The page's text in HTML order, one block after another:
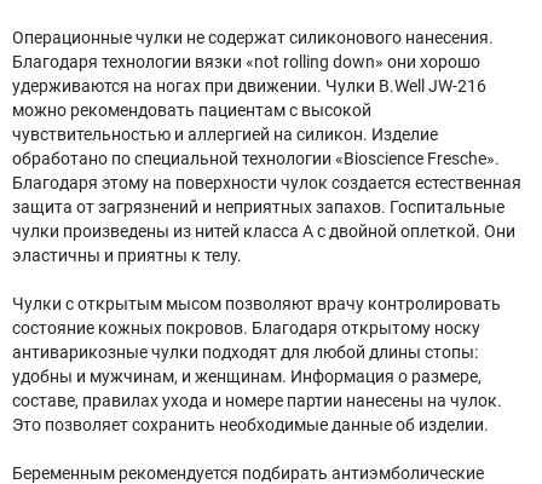
Операционные чулки не содержат силиконового нанесения.
Благодаря технологии вязки «not rolling down» они хорошо
удерживаются на ногах при движении. Чулки B.Well JW-216
можно рекомендовать пациентам с высокой
чувствительностью и аллергией на силикон. Изделие
обработано по специальной технологии «Bioscience Fresche».
Благодаря этому на поверхности чулок создается естественная
защита от загрязнений и неприятных запахов. Госпитальные
чулки произведены из нитей класса А с двойной оплеткой. Они
эластичны и приятны к телу.
Чулки с открытым мысом позволяют врачу контролировать
состояние кожных покровов. Благодаря открытому носку
антиварикозные чулки подходят для любой длины стопы:
удобны и мужчинам, и женщинам. Информация о размере,
составе, правилах ухода и номере партии нанесены на чулок.
Это позволяет сохранить необходимые данные об изделии.
Беременным рекомендуется подбирать антиэмболические